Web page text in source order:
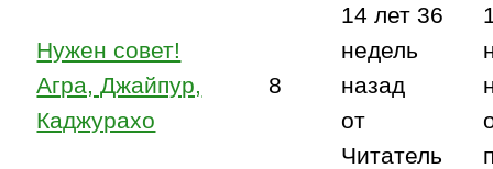
Нужен совет!
Агра, Джайпур,
Каджурахо
8
14 лет 36
недель
назад
от
Читатель